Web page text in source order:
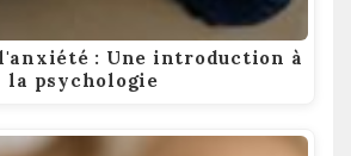
: Une introduction à
la psychologie